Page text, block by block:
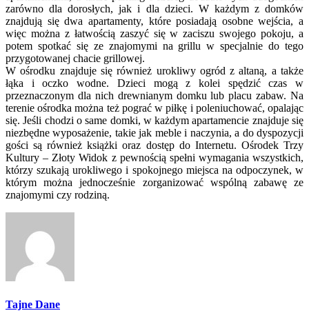
zarówno dla dorosłych, jak i dla dzieci. W każdym z domków
znajdują się dwa apartamenty, które posiadają osobne wejścia, a
więc można z łatwością zaszyć się w zaciszu swojego pokoju, a
potem spotkać się ze znajomymi na grillu w specjalnie do tego
przygotowanej chacie grillowej.
W ośrodku znajduje się również urokliwy ogród z altaną, a także
łąka i oczko wodne. Dzieci mogą z kolei spędzić czas w
przeznaczonym dla nich drewnianym domku lub placu zabaw. Na
terenie ośrodka można też pograć w piłkę i poleniuchować, opalając
się. Jeśli chodzi o same domki, w każdym apartamencie znajduje się
niezbędne wyposażenie, takie jak meble i naczynia, a do dyspozycji
gości są również książki oraz dostęp do Internetu. Ośrodek Trzy
Kultury – Złoty Widok z pewnością spełni wymagania wszystkich,
którzy szukają urokliwego i spokojnego miejsca na odpoczynek, w
którym można jednocześnie zorganizować wspólną zabawę ze
znajomymi czy rodziną.
Tajne Dane